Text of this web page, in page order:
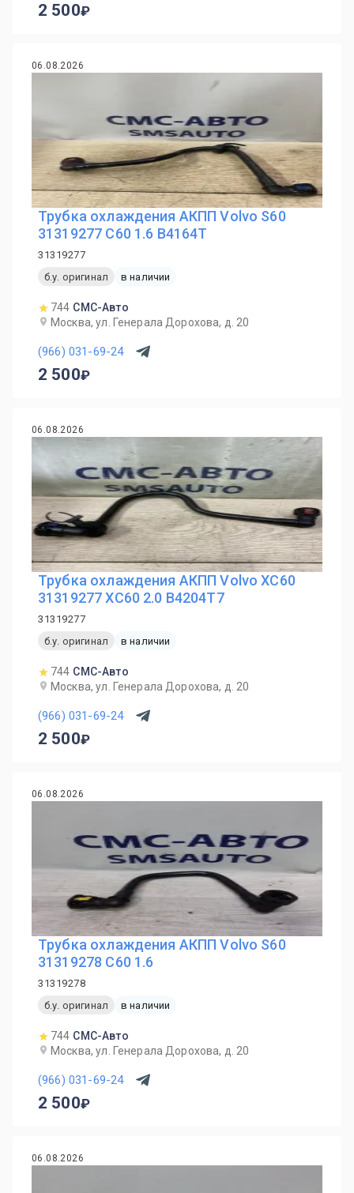
2 500
06.08.2026
Трубка охлаждения АКПП Volvo S60
31319277 С60 1.6 B4164T
31319277
б.у. оригинал
в наличии
744 СМС-Авто
Москва, ул. Генерала Дорохова, д. 20
(966) 031-69-24
2 500
06.08.2026
Трубка охлаждения АКПП Volvo XC60
31319277 ХС60 2.0 B4204T7
31319277
б.у. оригинал
в наличии
744 СМС-Авто
Москва, ул. Генерала Дорохова, д. 20
(966) 031-69-24
2 500
06.08.2026
Трубка охлаждения АКПП Volvo S60
31319278 С60 1.6
31319278
б.у. оригинал
в наличии
744 СМС-Авто
Москва, ул. Генерала Дорохова, д. 20
(966) 031-69-24
2 500
06.08.2026